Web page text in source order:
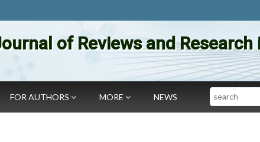
of Reviews and Research
FOR AUTHORS MORE NEWS Search